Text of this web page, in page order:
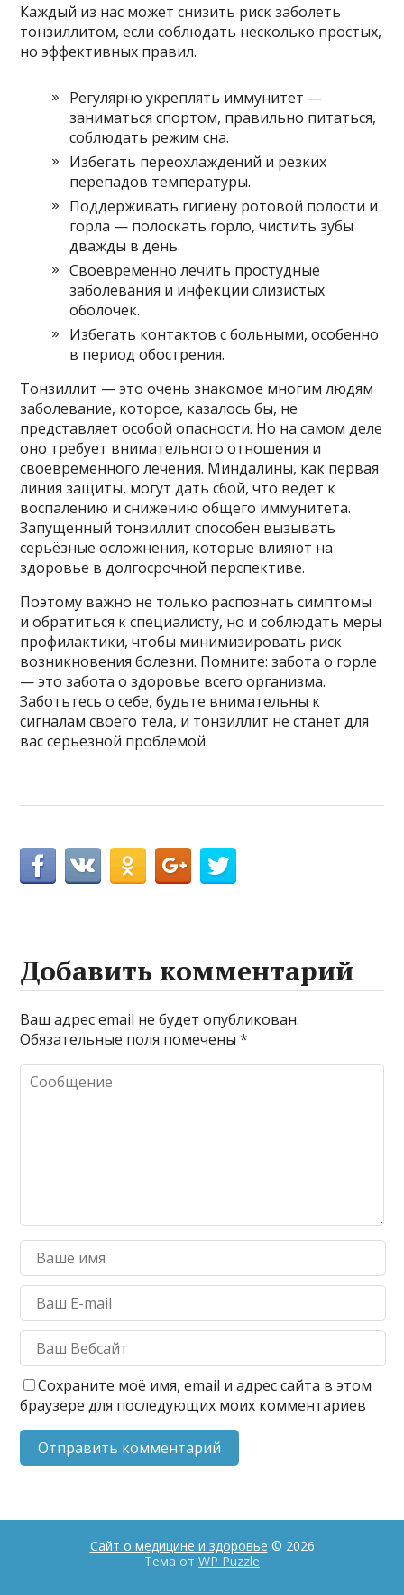
Каждый из нас может снизить риск заболеть
тонзиллитом, если соблюдать несколько простых,
но эффективных правил.
Регулярно укреплять иммунитет —
заниматься спортом, правильно питаться,
соблюдать режим сна.
Избегать переохлаждений и резких
перепадов температуры.
Поддерживать гигиену ротовой полости и
горла — полоскать горло, чистить зубы
дважды в день.
Своевременно лечить простудные
заболевания и инфекции слизистых
оболочек.
Избегать контактов с больными, особенно
в период обострения.
Тонзиллит — это очень знакомое многим людям
заболевание, которое, казалось бы, не
представляет особой опасности. Но на самом деле
оно требует внимательного отношения и
своевременного лечения. Миндалины, как первая
линия защиты, могут дать сбой, что ведёт к
воспалению и снижению общего иммунитета.
Запущенный тонзиллит способен вызывать
серьёзные осложнения, которые влияют на
здоровье в долгосрочной перспективе.
Поэтому важно не только распознать симптомы
и обратиться к специалисту, но и соблюдать меры
профилактики, чтобы минимизировать риск
возникновения болезни. Помните: забота о горле
— это забота о здоровье всего организма.
Заботьтесь о себе, будьте внимательны к
сигналам своего тела, и тонзиллит не станет для
вас серьезной проблемой.
Добавить комментарий
Ваш адрес email не будет опубликован.
Обязательные поля помечены*
Сохраните моё имя, email и адрес сайта в этом
браузере для последующих моих комментариев
Сайт о медицине и здоровье © 2026
Тема от WP Puzzle